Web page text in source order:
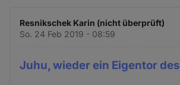
Resnikschek Karin (nicht überprüft)
So. 24 Feb 2019 - 08:59
Juhu, wieder ein Eigentor des